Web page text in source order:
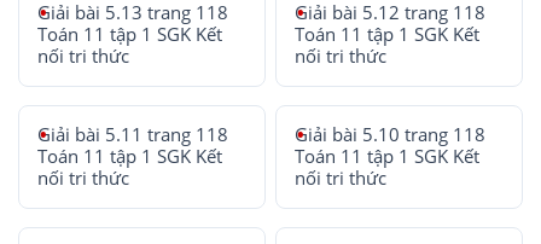
Giải bài 5.13 trang 118
Toán 11 tập 1 SGK Kết
nối tri thức
Giải bài 5.12 trang 118
Toán 11 tập 1 SGK Kết
nối tri thức
Giải bài 5.11 trang 118
Toán 11 tập 1 SGK Kết
nối tri thức
Giải bài 5.10 trang 118
Toán 11 tập 1 SGK Kết
nối tri thức